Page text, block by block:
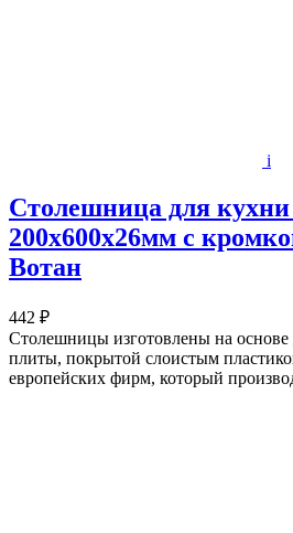
i
Столешница для
200х600x26мм с
Вотан
442 ₽
Столешницы изготовлены на основе
плиты, покрытой слоистым
европейских фирм, который